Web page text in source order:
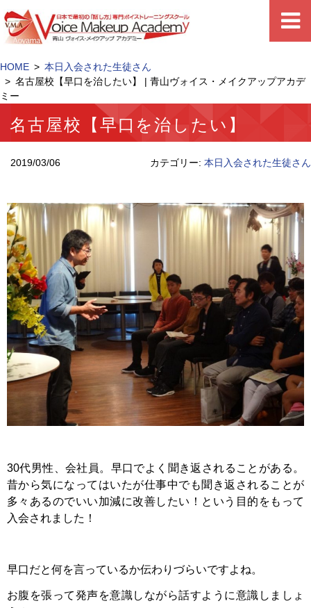
HOME
本日入会された生徒さん
名古屋校【早口を治したい】 | 青山ヴォイス・メイクアップアカデ
ミー
名古屋校【早口を治したい】
2019/03/06 カテゴリー: 本日入会された生徒さん
30代男性、会社員。早口でよく聞き返されることがある。
昔から気になってはいたが仕事中でも聞き返されることが
多々あるのでいい加減に改善したい！という目的をもって
入会されました！
早口だと何を言っているか伝わりづらいですよね。
お腹を張って発声を意識しながら話すように意識しましょ